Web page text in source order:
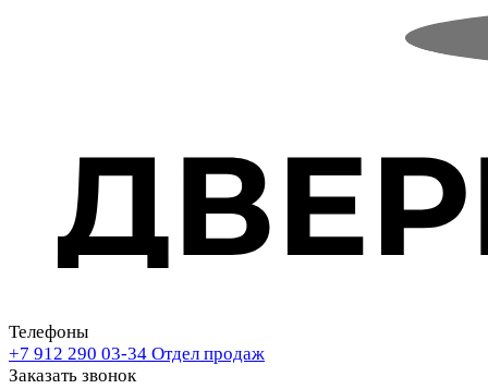
Телефоны
+7 912 290 03-34 Отдел продаж
Заказать звонок